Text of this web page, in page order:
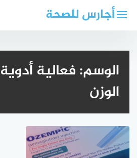
أجارس للصحة
الوسم:فعالية
الوزن